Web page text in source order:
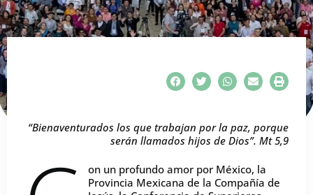
“Bienaventurados los que trabajan por la paz, porque
serán llamados hijos de Dios”. Mt 5,9
on un profundo amor por México, la
Provincia Mexicana de la Compañía de